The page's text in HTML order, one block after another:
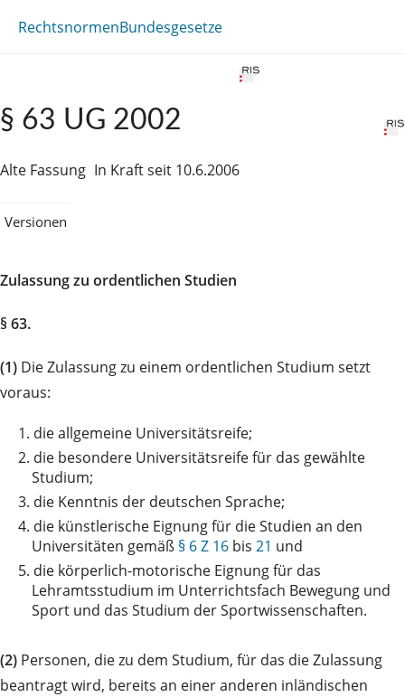
RechtsnormenBundesgesetze
§ 63 UG 2002
Alte Fassung In Kraft seit 10.6.2006
Versionen
Zulassung zu ordentlichen Studien
§ 63.
(1) Die Zulassung zu einem ordentlichen Studium setzt
voraus:
1. die allgemeine Universitätsreife;
2. die besondere Universitätsreife für das gewählte
Studium;
3. die Kenntnis der deutschen Sprache;
4. die künstlerische Eignung für die Studien an den
Universitäten gemäß § 6 Z 16 bis 21 und
5. die körperlich-motorische Eignung für das
Lehramtsstudium im Unterrichtsfach Bewegung und
Sport und das Studium der Sportwissenschaften.
(2) Personen, die zu dem Studium, für das die Zulassung
beantragt wird, bereits an einer anderen inländischen